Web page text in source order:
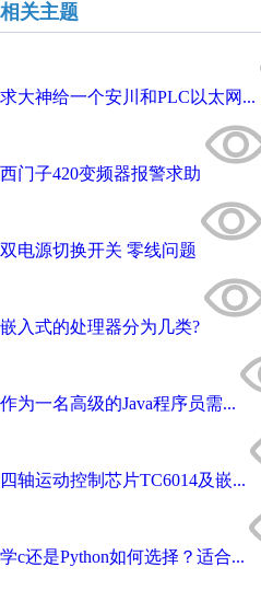
相关主题
求大神给一个安川和PLC以太网...
西门子420变频器报警求助
双电源切换开关 零线问题
嵌入式的处理器分为几类?
作为一名高级的Java程序员需...
四轴运动控制芯片TC6014及嵌...
学c还是Python如何选择？适合...